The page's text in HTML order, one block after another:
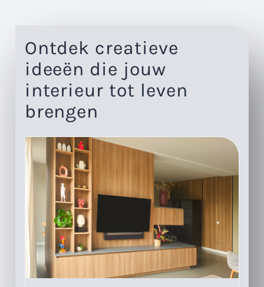
Ontdek creatieve
ideeën die jouw
interieur tot leven
brengen